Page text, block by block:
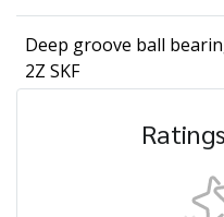
Deep groove ball
2Z SKF